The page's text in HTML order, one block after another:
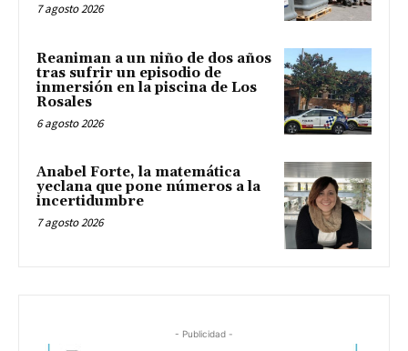
7 agosto 2026
Reaniman a un niño de dos años
tras sufrir un episodio de
inmersión en la piscina de Los
Rosales
6 agosto 2026
Anabel Forte, la matemática
yeclana que pone números a la
incertidumbre
7 agosto 2026
- Publicidad -